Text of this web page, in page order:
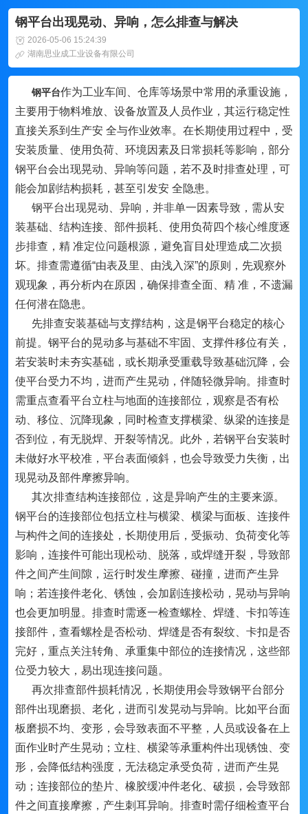
钢平台出现晃动、异响，怎么排查与解决
2026-05-06 15:24:39
湖南思业成工业设备有限公司
钢平台作为工业车间、仓库等场景中常用的承重设施，
主要用于物料堆放、设备放置及人员作业，其运行稳定性
直接关系到生产安 全与作业效率。在长期使用过程中，受
安装质量、使用负荷、环境因素及日常损耗等影响，部分
钢平台会出现晃动、异响等问题，若不及时排查处理，可
能会加剧结构损耗，甚至引发安 全隐患。
钢平台出现晃动、异响，并非单一因素导致，需从安
装基础、结构连接、部件损耗、使用负荷四个核心维度逐
步排查，精 准定位问题根源，避免盲目处理造成二次损
坏。排查需遵循“由表及里、由浅入深”的原则，先观察外
观现象，再分析内在原因，确保排查全面、精 准，不遗漏
任何潜在隐患。
先排查安装基础与支撑结构，这是钢平台稳定的核心
前提。钢平台的晃动多与基础不牢固、支撑件移位有关，
若安装时未夯实基础，或长期承受重载导致基础沉降，会
使平台受力不均，进而产生晃动，伴随轻微异响。排查时
需重点查看平台立柱与地面的连接部位，观察是否有松
动、移位、沉降现象，同时检查支撑横梁、纵梁的连接是
否到位，有无脱焊、开裂等情况。此外，若钢平台安装时
未做好水平校准，平台表面倾斜，也会导致受力失衡，出
现晃动及部件摩擦异响。
其次排查结构连接部位，这是异响产生的主要来源。
钢平台的连接部位包括立柱与横梁、横梁与面板、连接件
与构件之间的连接处，长期使用后，受振动、负荷变化等
影响，连接件可能出现松动、脱落，或焊缝开裂，导致部
件之间产生间隙，运行时发生摩擦、碰撞，进而产生异
响；若连接件老化、锈蚀，会加剧连接松动，晃动与异响
也会更加明显。排查时需逐一检查螺栓、焊缝、卡扣等连
接部件，查看螺栓是否松动、焊缝是否有裂纹、卡扣是否
完好，重点关注转角、承重集中部位的连接情况，这些部
位受力较大，易出现连接问题。
再次排查部件损耗情况，长期使用会导致钢平台部分
部件出现磨损、老化，进而引发晃动与异响。比如平台面
板磨损不均、变形，会导致表面不平整，人员或设备在上
面作业时产生晃动；立柱、横梁等承重构件出现锈蚀、变
形，会降低结构强度，无法稳定承受负荷，进而产生晃
动；连接部位的垫片、橡胶缓冲件老化、破损，会导致部
件之间直接摩擦，产生刺耳异响。排查时需仔细检查平台